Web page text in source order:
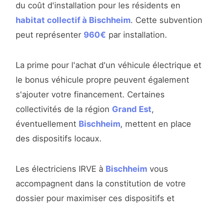
du coût d'installation pour les résidents en
habitat collectif à Bischheim. Cette subvention
peut représenter 960€ par installation.
La prime pour l'achat d'un véhicule électrique et
le bonus véhicule propre peuvent également
s'ajouter votre financement. Certaines
collectivités de la région Grand Est,
éventuellement Bischheim, mettent en place
des dispositifs locaux.
Les électriciens IRVE à Bischheim vous
accompagnent dans la constitution de votre
dossier pour maximiser ces dispositifs et